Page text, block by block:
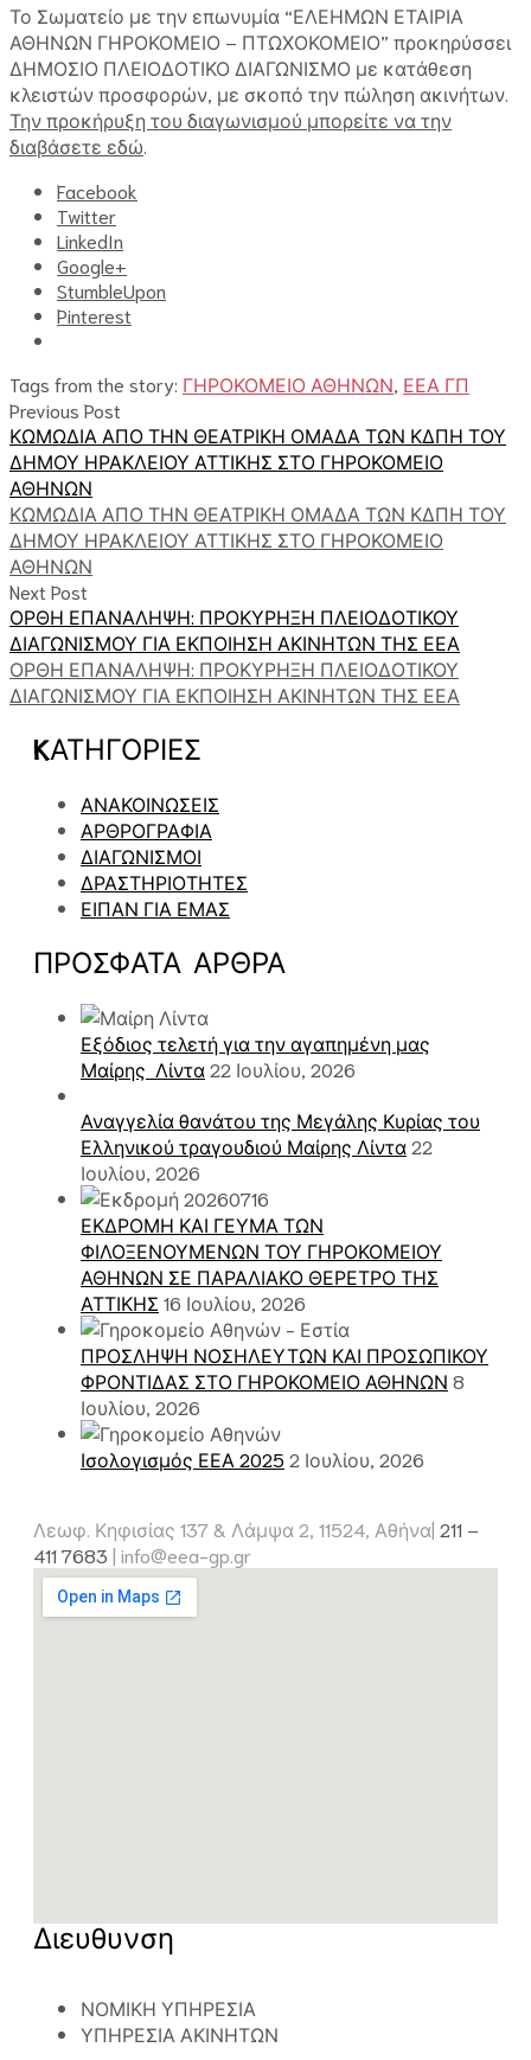
Το Σωματείο με την επωνυμία “ΕΛΕΗΜΩΝ ΕΤΑΙΡΙΑ
ΑΘΗΝΩΝ ΓΗΡΟΚΟΜΕΙΟ – ΠΤΩΧΟΚΟΜΕΙΟ” προκηρύσσει
ΔΗΜΟΣΙΟ ΠΛΕΙΟΔΟΤΙΚΟ ΔΙΑΓΩΝΙΣΜΟ με κατάθεση
κλειστών προσφορών, με σκοπό την πώληση ακινήτων.
Την προκήρυξη του διαγωνισμού μπορείτε να την
διαβάσετε εδώ
Facebook
Twitter
LinkedIn
Google+
StumbleUpon
Pinterest
Tags from the story: ΓΗΡΟΚΟΜΕΙΟ ΑΘΗΝΩΝ ΕΕΑ ΓΠ
Previous Post
ΚΩΜΩΔΙΑ ΑΠΟ ΤΗΝ ΘΕΑΤΡΙΚΗ ΟΜΑΔΑ ΤΩΝ ΚΔΠΗ ΤΟΥ
ΔΗΜΟΥ ΗΡΑΚΛΕΙΟΥ ΑΤΤΙΚΗΣ ΣΤΟ ΓΗΡΟΚΟΜΕΙΟ
ΑΘΗΝΩΝ
ΚΩΜΩΔΙΑ ΑΠΟ ΤΗΝ ΘΕΑΤΡΙΚΗ ΟΜΑΔΑ ΤΩΝ ΚΔΠΗ ΤΟΥ
ΔΗΜΟΥ ΗΡΑΚΛΕΙΟΥ ΑΤΤΙΚΗΣ ΣΤΟ ΓΗΡΟΚΟΜΕΙΟ
ΑΘΗΝΩΝ
Next Post
ΟΡΘΗ ΕΠΑΝΑΛΗΨΗ: ΠΡΟΚΥΡΗΞΗ ΠΛΕΙΟΔΟΤΙΚΟΥ
ΔΙΑΓΩΝΙΣΜΟΥ ΓΙΑ ΕΚΠΟΙΗΣΗ ΑΚΙΝΗΤΩΝ ΤΗΣ ΕΕΑ
ΟΡΘΗ ΕΠΑΝΑΛΗΨΗ: ΠΡΟΚΥΡΗΞΗ ΠΛΕΙΟΔΟΤΙΚΟΥ
ΔΙΑΓΩΝΙΣΜΟΥ ΓΙΑ ΕΚΠΟΙΗΣΗ ΑΚΙΝΗΤΩΝ ΤΗΣ ΕΕΑ
KΑΤΗΓΟΡΊΕΣ
ΑΝΑΚΟΙΝΩΣΕΙΣ
ΑΡΘΡΟΓΡΑΦΙΑ
ΔΙΑΓΩΝΙΣΜΟΙ
ΔΡΑΣΤΗΡΙΟΤΗΤΕΣ
ΕΙΠΑΝ ΓΙΑ ΕΜΑΣ
ΠΡΌΣΦΑΤΑ ΑΡΘΡΑ
Εξόδιος τελετή για την αγαπημένη μας
Μαίρης Λίντα22 Ιουλίου, 2026
Αναγγελία θανάτου της Μεγάλης Κυρίας του
Ελληνικού τραγουδιού Μαίρης Λίντα22
Ιουλίου, 2026
ΕΚΔΡΟΜΗ ΚΑΙ ΓΕΥΜΑ ΤΩΝ
ΦΙΛΟΞΕΝΟΥΜΕΝΩΝ ΤΟΥ ΓΗΡΟΚΟΜΕΙΟΥ
ΑΘΗΝΩΝ ΣΕ ΠΑΡΑΛΙΑΚΟ ΘΕΡΕΤΡΟ ΤΗΣ
ΑΤΤΙΚΗΣ 16 Ιουλίου, 2026
ΠΡΟΣΛΗΨΗ ΝΟΣΗΛΕΥΤΩΝ ΚΑΙ ΠΡΟΣΩΠΙΚΟΥ
ΦΡΟΝΤΙΔΑΣ ΣΤΟ ΓΗΡΟΚΟΜΕΙΟ ΑΘΗΝΩΝ 8
Ιουλίου, 2026
Ισολογισμός ΕΕΑ 2025 2 Ιουλίου, 2026
Λεωφ. Κηφισίας 137 & Λάμψα 2, 11524, Αθήνα| 211 –
411 7683 | info@eea-gp.gr
Διευθυνση
ΝΟΜΙΚΗ ΥΠΗΡΕΣΙΑ
ΥΠΗΡΕΣΙΑ ΑΚΙΝΗΤΩΝ